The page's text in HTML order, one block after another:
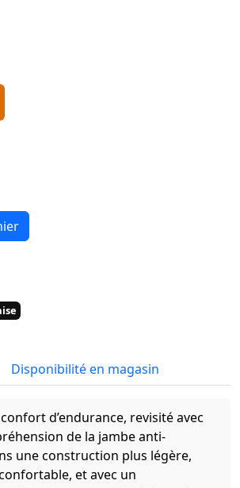
Disponibilité en magasin
d’endurance, revisité avec
de la jambe anti-
une construction plus légère,
et avec un